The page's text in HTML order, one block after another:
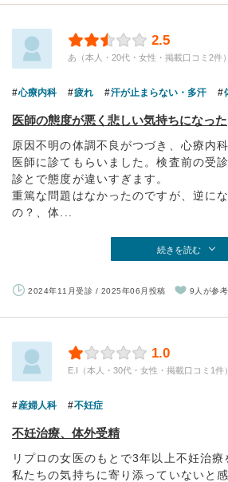
2.5
あ（本人・20代・女性・掲載口コミ2件）
心療内科 疲れ 汗が止まらない・多汗
医師の態度が悪く悲しい気持ちになった
原因不明の体調不良がつづき、心療内
医師に診てもらいました。検査前の受
診とで態度が違いすぎます。
重篤な問題はなかったのですが、逆に
の？、体...
続きを読む
2024年11月受診 / 2025年06月投稿 9人が参
1.0
E.I（本人・30代・女性・掲載口コミ1件）
産婦人科 不妊症
不妊治療、体外受精
リプロの女医のもとで3年以上不妊治
私たちの気持ちに寄り添っていないと